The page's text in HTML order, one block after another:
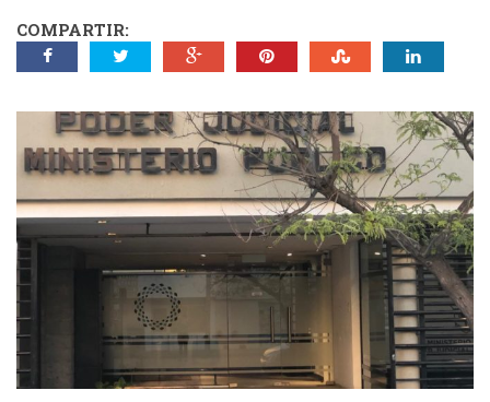
COMPARTIR: